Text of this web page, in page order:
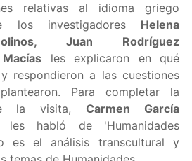
relativas al idioma griego
los investigadores Helena
Juan Rodríguez
les explicaron en qué
respondieron a las cuestiones
Para completar la
la visita, Carmen García
les habló de 'Humanidades
es el análisis transcultural y